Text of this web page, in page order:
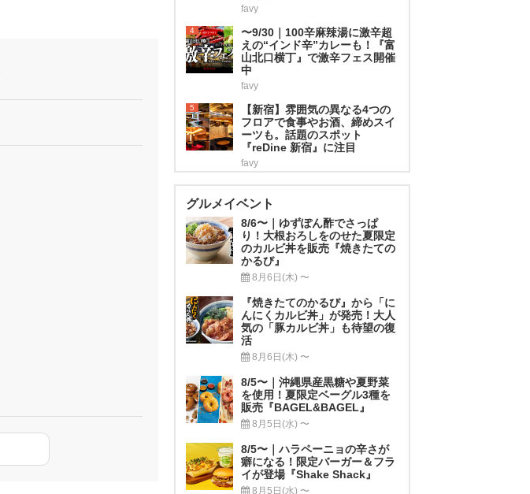
favy
4
〜9/30｜100辛麻辣湯に激辛超
えの“インド辛”カレーも！『富
山北口横丁』で激辛フェス開催
中
favy
5
【新宿】雰囲気の異なる4つの
フロアで食事やお酒、締めスイ
ーツも。話題のスポット
『reDine 新宿』に注目
favy
グルメイベント
8/6〜｜ゆずぽん酢でさっぱ
り！大根おろしをのせた夏限定
のカルビ丼を販売『焼きたての
かるび』
8月6日(木) 〜
『焼きたてのかるび』から「に
んにくカルビ丼」が発売！大人
気の「豚カルビ丼」も待望の復
活
8月6日(木) 〜
8/5〜｜沖縄県産黒糖や夏野菜
を使用！夏限定ベーグル3種を
販売『BAGEL&BAGEL』
8月5日(水) 〜
8/5〜｜ハラペーニョの辛さが
癖になる！限定バーガー＆フラ
イが登場『Shake Shack』
8月5日(水) 〜